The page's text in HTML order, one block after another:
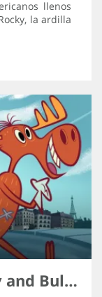
llenos
la ardilla
The Adventures of Rocky and Bullwinkle